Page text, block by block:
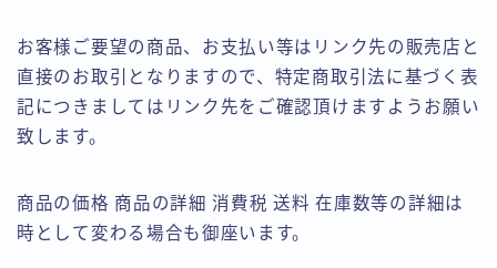
お客様ご要望の商品、お支払い等はリンク先の販売店と
直接のお取引となりますので、特定商取引法に基づく表
記につきましてはリンク先をご確認頂けますようお願い
致します。
商品の価格 商品の詳細 消費税 送料 在庫数等の詳細は
時として変わる場合も御座います。